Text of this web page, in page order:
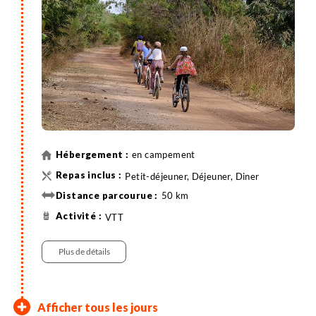
en campement
Petit-déjeuner, Déjeuner, Diner
50 km
VTT
Plus de détails
Koubalan Ziguinchor –
Séleki - Egueye
Egueye - excursion en kayak
Oussouye – Mlomp – Pointe
Abéné - Temps libre et
Afficher tous les jours